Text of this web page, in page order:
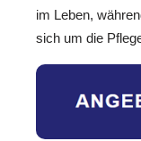
im Leben,
sich um die